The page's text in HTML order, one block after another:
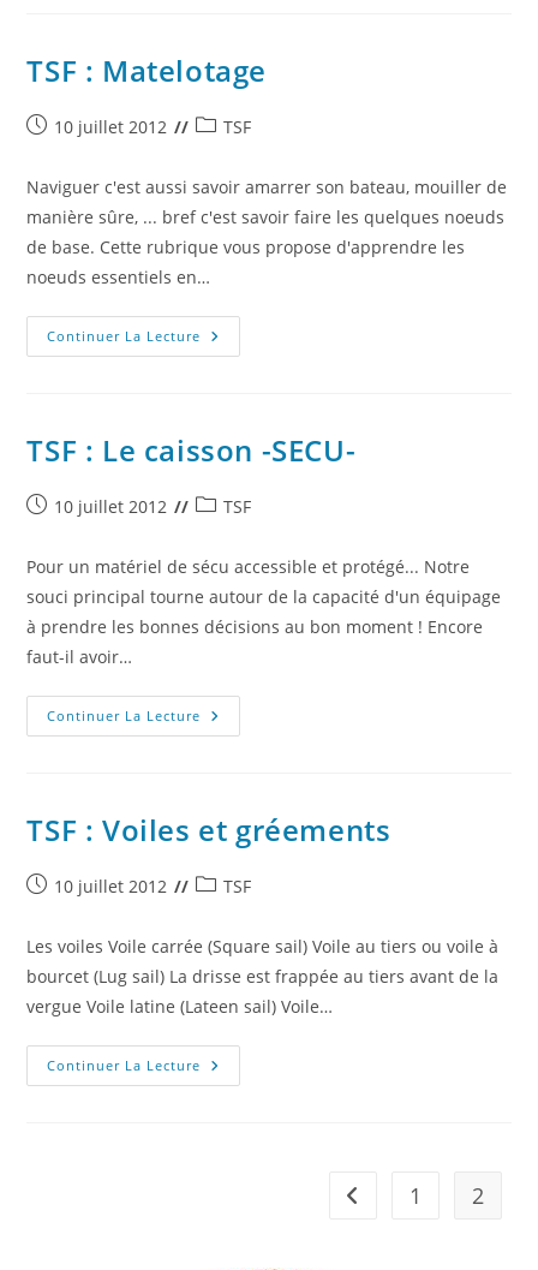
TSF : Matelotage
Publication
10 juillet 2012
PostTSF
Naviguer c'est aussi savoir amarrer son bateau, mouiller de
manière sûre, ... bref c'est savoir faire les quelques noeuds
de base. Cette rubrique vous propose d'apprendre les
noeuds essentiels en…
Continuer La Lecture TSF
:
TSF : Le caisson -SECU-
Publication
10 juillet 2012
PostTSF
Pour un matériel de sécu accessible et protégé... Notre
souci principal tourne autour de la capacité d'un équipage
à prendre les bonnes décisions au bon moment ! Encore
faut-il avoir…
Continuer La Lecture TSF
:
TSF : Voiles et gréements
Publication
10 juillet 2012
PostTSF
Les voiles Voile carrée (Square sail) Voile au tiers ou voile à
bourcet (Lug sail) La drisse est frappée au tiers avant de la
vergue Voile latine (Lateen sail) Voile…
Continuer La Lecture TSF
:
Go to the previous
1 2